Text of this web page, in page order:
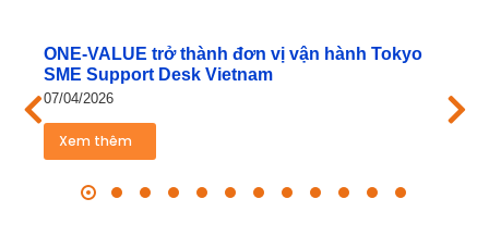
ONE‑VALUE trở thành đơn vị vận hành Tokyo
SME Support Desk Vietnam
07/04/2026
Xem thêm